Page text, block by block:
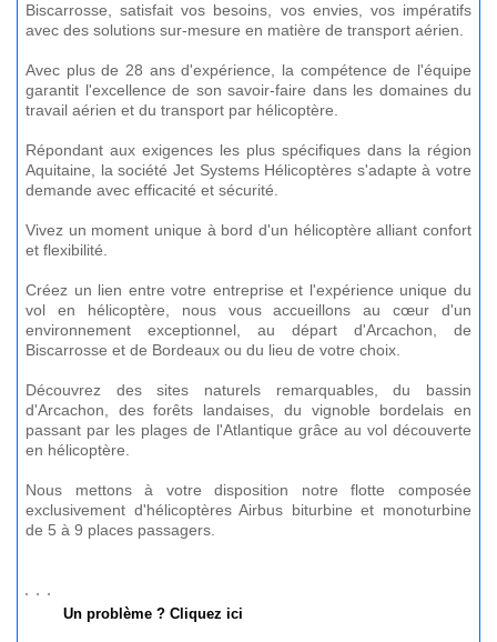
Biscarrosse, satisfait vos besoins, vos envies, vos impératifs
avec des solutions sur-mesure en matière de transport aérien.
Avec plus de 28 ans d'expérience, la compétence de l'équipe
garantit l'excellence de son savoir-faire dans les domaines du
travail aérien et du transport par hélicoptère.
Répondant aux exigences les plus spécifiques dans la région
Aquitaine, la société Jet Systems Hélicoptères s'adapte à votre
demande avec efficacité et sécurité.
Vivez un moment unique à bord d'un hélicoptère alliant confort
et flexibilité.
Créez un lien entre votre entreprise et l'expérience unique du
vol en hélicoptère, nous vous accueillons au cœur d'un
environnement exceptionnel, au départ d'Arcachon, de
Biscarrosse et de Bordeaux ou du lieu de votre choix.
Découvrez des sites naturels remarquables, du bassin
d'Arcachon, des forêts landaises, du vignoble bordelais en
passant par les plages de l'Atlantique grâce au vol découverte
en hélicoptère.
Nous mettons à votre disposition notre flotte composée
exclusivement d'hélicoptères Airbus biturbine et monoturbine
de 5 à 9 places passagers.
Un problème ? Cliquez ici